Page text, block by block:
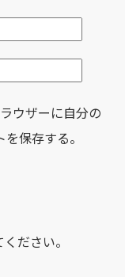
ウザーに自分の
保存する。
ださい。